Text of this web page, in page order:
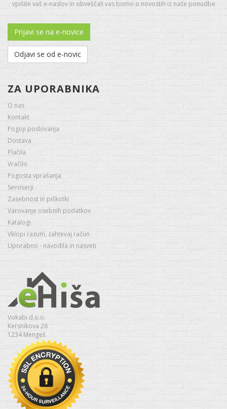
vpišite vaš e-naslov in obveščali vas bomo o novostih iz naše ponudbe
Prijavi se na e-novice
Odjavi se od e-novic
ZA UPORABNIKA
O nas
Kontakt
Pogoji poslovanja
Dostava
Plačila
Vračilo
Pogosta vprašanja
Serviserji
Zasebnost in piškotki
Varovanje osebnih podatkov
Katalogi
Vklopi razum, zahtevaj račun
Uporabno - navodila in nasveti
Vokabi d.o.o.
Kersnikova 26
1234 Mengeš